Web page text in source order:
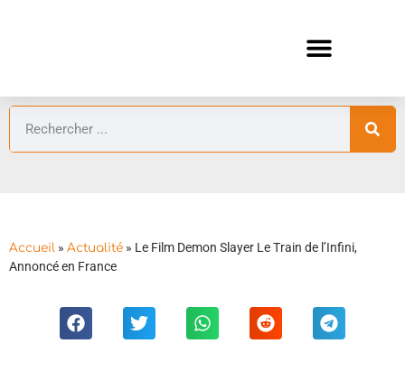
Accueil » Actualité » Le Film Demon Slayer Le Train de l’Infini,
Annoncé en France